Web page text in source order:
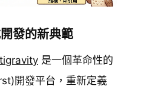
發的新典範
是一個革命性的
開發平台，重新定義